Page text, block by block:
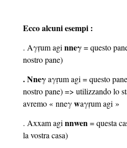
Ecco alcuni esempi :
. Aγṛum agi nneγ= questo
nostro pane)
. Nneγaγṛum agi = questo
nostro pane) => utilizzando lo
avremo « nneγwaγṛum agi »
. Axxam agi nnwen = questa
la vostra casa)